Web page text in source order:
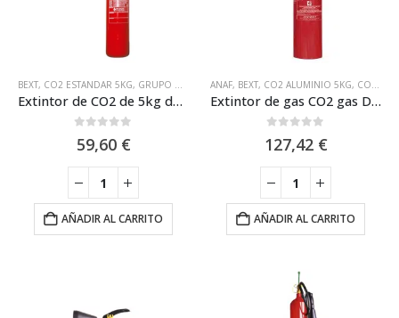
BEXT, CO2 ESTANDAR 5KG, GRUPO DE INCENDIOS
Extintor de CO2 de 5kg de Carga GI BILI5
59,60 €
AÑADIR AL CARRITO
ANAF, BEXT, CO2 ALUMINIO 5KG, CO2 ESTANDAR 5KG
Extintor de gas CO2 gas Dióxido Carbono de 5kg con Casco Aluminio y Eficacia 89B Anaf CS5-AM
127,42 €
AÑADIR AL CARRITO